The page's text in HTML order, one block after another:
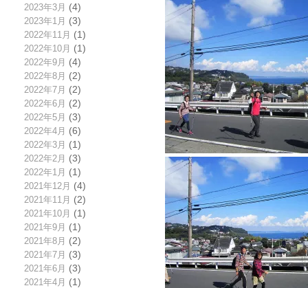
2023年3月 (4)
2023年1月 (3)
2022年11月 (1)
2022年10月 (1)
2022年9月 (4)
2022年8月 (2)
2022年7月 (2)
2022年6月 (2)
2022年5月 (3)
2022年4月 (6)
2022年3月 (1)
2022年2月 (3)
2022年1月 (1)
2021年12月 (4)
2021年11月 (2)
2021年10月 (1)
2021年9月 (1)
2021年8月 (2)
2021年7月 (3)
2021年6月 (3)
2021年4月 (1)